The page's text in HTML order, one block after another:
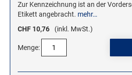
Zur Kennzeichnung ist an der
Etikett angebracht. mehr…
CHF 10,76
(inkl. MwSt.)
Menge: